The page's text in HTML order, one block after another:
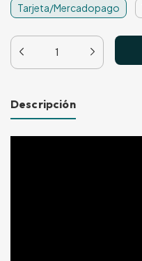
Tarjeta/Mercadopago
Descripción